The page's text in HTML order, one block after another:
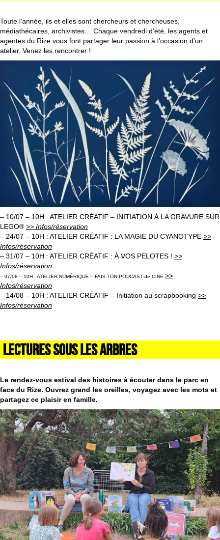
Toute l’année, ils et elles sont chercheurs et chercheuses,
médiathécaires, archivistes… Chaque vendredi d’été, les agents et
agentes du Rize vous font partager leur passion à l’occasion d’un
atelier. Venez les rencontrer !
– 10/07 – 10H : ATELIER CRÉATIF – INITIATION À LA GRAVURE SUR
LEGO® >> Infos/réservation
– 24/07 – 10H : ATELIER CRÉATIF : LA MAGIE DU CYANOTYPE >>
Infos/réservation
– 31/07 – 10H : ATELIER CRÉATIF : À VOS PELOTES ! >>
Infos/réservation
– 07/08 – 10H : ATELIER NUMÉRIQUE – FAIS TON PODCAST de CINE >>
Infos/réservation
– 14/08 – 10H : ATELIER CRÉATIF – Initiation au scrapbooking >>
Infos/réservation
LECTURES SOUS LES ARBRES
Le rendez-vous estival des histoires à écouter dans le parc en
face du Rize. Ouvrez grand les oreilles, voyagez avec les mots et
partagez ce plaisir en famille.